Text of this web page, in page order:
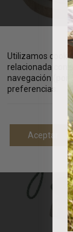
Bol Cerámica
10.00€
Utilizamos
relacionada con
navegación (por
preferencias.
Aceptar